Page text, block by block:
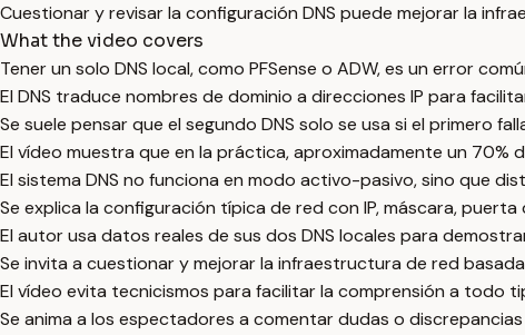
Cuestionar y revisar la configuración DNS puede mejorar la
What the video covers
Tener un solo DNS local, como PFSense o ADW, es un error
El DNS traduce nombres de dominio a direcciones IP para
Se suele pensar que el segundo DNS solo se usa si el primero
El vídeo muestra que en la práctica, aproximadamente un 70%
El sistema DNS no funciona en modo activo-pasivo, sino que
Se explica la configuración típica de red con IP, máscara, puerta
El autor usa datos reales de sus dos DNS locales para
Se invita a cuestionar y mejorar la infraestructura de red
El vídeo evita tecnicismos para facilitar la comprensión a todo
Se anima a los espectadores a comentar dudas o